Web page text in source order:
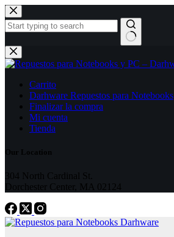
Skip
to
content
No
results
Carrito
Darhware Repuestos para Notebooks
Finalizar la compra
Mi cuenta
Tienda
Our Location
304 North Cardinal St.
Dorchester Center, MA 02124